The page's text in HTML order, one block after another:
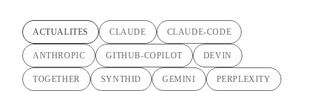
ACTUALITES CLAUDE CLAUDE-CODE
ANTHROPIC GITHUB-COPILOT DEVIN
TOGETHER SYNTHID GEMINI PERPLEXITY